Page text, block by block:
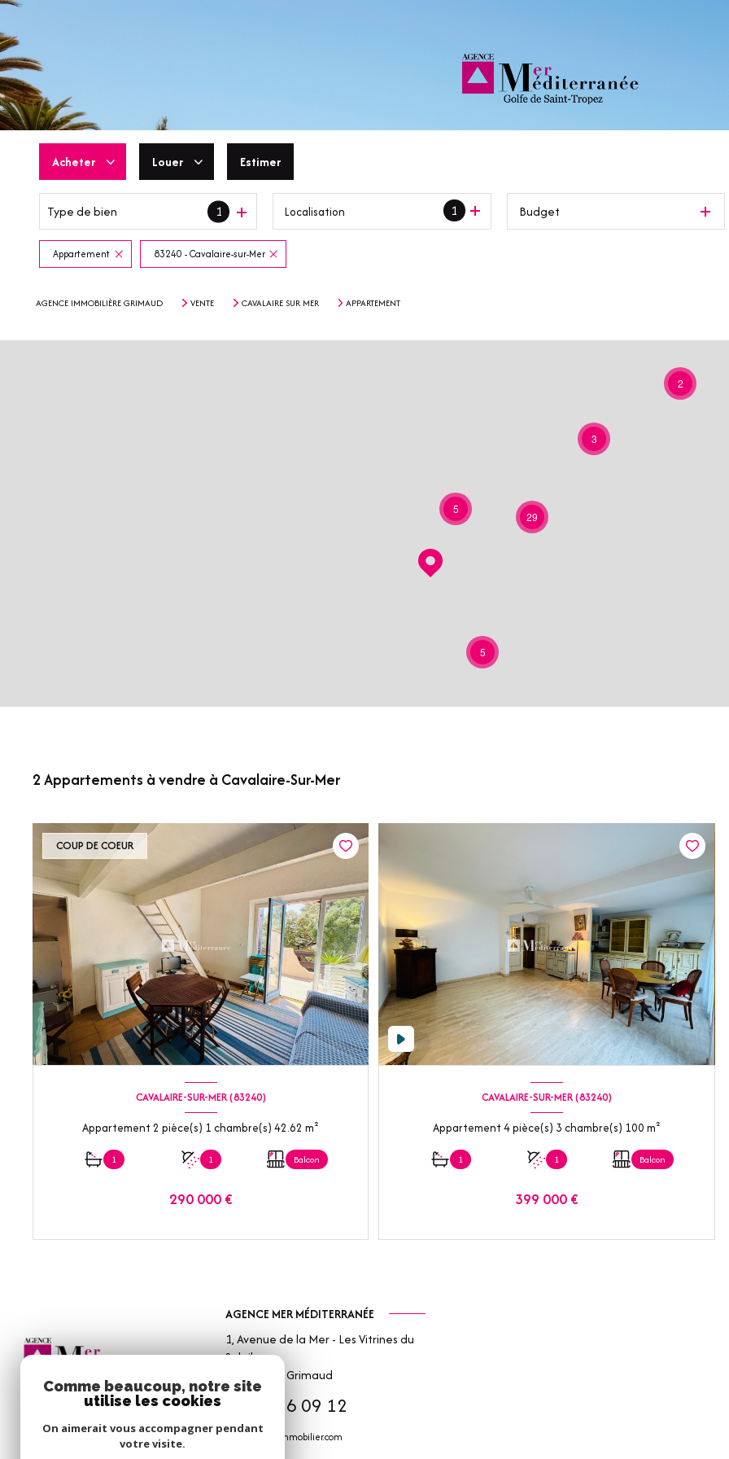
Acheter
De l'ancien
De l'immo pro
Louer
En saisonnier
Estimer
Type de bien 1 1
Localisation Budget
Appartement 83240 - Cavalaire-sur-Mer
AGENCE IMMOBILIÈRE GRIMAUD VENTE CAVALAIRE SUR MER APPARTEMENT
2
5
3
5
29
2Appartements à vendre à Cavalaire-Sur-Mer
COUP DE COEUR
CAVALAIRE-SUR-MER (83240)
Appartement 2 pièce(s) 1 chambre(s) 42.62 m²
1 1 Balcon
290 000 €
VOIR LE BIEN
CAVALAIRE-SUR-MER (83240)
Appartement 4 pièce(s) 3 chambre(s) 100 m²
1 1 Balcon
399 000 €
VOIR LE BIEN
AGENCE MER MÉDITERRANÉE
1, Avenue de la Mer - Les Vitrines du
Soleil
Port Grimaud
04 94 56 09 12
info@amm-immobilier.com
Comme beaucoup, notre site
utilise les cookies
On aimerait vous accompagner pendant
votre visite.